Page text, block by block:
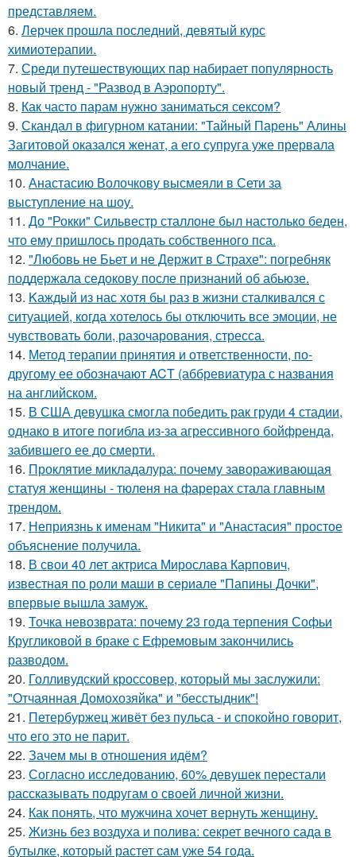
представляем.
6. Лерчек прошла последний, девятый курс
химиотерапии.
7. Среди путешествующих пар набирает популярность
новый тренд - "Развод в Аэропорту".
8. Как часто парам нужно заниматься сексом?
9. Скандал в фигурном катании: "Тайный Парень" Алины
Загитовой оказался женат, а его супруга уже прервала
молчание.
10. Анастасию Волочкову высмеяли в Сети за
выступление на шоу.
11. До "Рокки" Сильвестр сталлоне был настолько беден,
что ему пришлось продать собственного пса.
12. "Любовь не Бьет и не Держит в Страхе": погребняк
поддержала седокову после признаний об абьюзе.
13. Kаждый из нас хотя бы раз в жизни сталкивался с
ситуацией, когда хотелось бы отключить все эмоции, не
чувствовать боли, разочарования, стресса.
14. Метод терапии принятия и ответственности, по-
другому ее обозначают ACT (аббревиатура с названия
на английском.
15. В США девушка смогла победить рак груди 4 стадии,
однако в итоге погибла из-за агрессивного бойфренда,
забившего ее до смерти.
16. Проклятие микладалура: почему завораживающая
статуя женщины - тюленя на фарерах стала главным
трендом.
17. Неприязнь к именам "Никита" и "Анастасия" простое
объяснение получила.
18. В свои 40 лет актриса Мирослава Карпович,
известная по роли маши в сериале "Папины Дочки",
впервые вышла замуж.
19. Точка невозврата: почему 23 года терпения Софьи
Кругликовой в браке с Ефремовым закончились
разводом.
20. Голливудский кроссовер, который мы заслужили:
"Отчаянная Домохозяйка" и "бесстыдник"!
21. Петербуржец живёт без пульса - и спокойно говорит,
что его это не парит.
22. Зачем мы в отношения идём?
23. Согласно исследованию, 60% девушек перестали
рассказывать подругам о своей личной жизни.
24. Как понять, что мужчина хочет вернуть женщину.
25. Жизнь без воздуха и полива: секрет вечного сада в
бутылке, который растет сам уже 54 года.